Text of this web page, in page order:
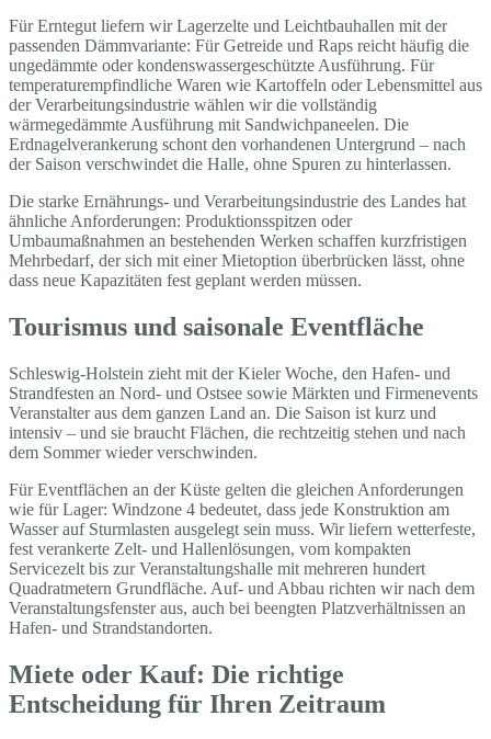
Für Erntegut liefern wir Lagerzelte und Leichtbauhallen mit der
passenden Dämmvariante: Für Getreide und Raps reicht häufig die
ungedämmte oder kondenswassergeschützte Ausführung. Für
temperaturempfindliche Waren wie Kartoffeln oder Lebensmittel aus
der Verarbeitungsindustrie wählen wir die vollständig
wärmegedämmte Ausführung mit Sandwichpaneelen. Die
Erdnagelverankerung schont den vorhandenen Untergrund – nach
der Saison verschwindet die Halle, ohne Spuren zu hinterlassen.
Die starke Ernährungs- und Verarbeitungsindustrie des Landes hat
ähnliche Anforderungen: Produktionsspitzen oder
Umbaumaßnahmen an bestehenden Werken schaffen kurzfristigen
Mehrbedarf, der sich mit einer Mietoption überbrücken lässt, ohne
dass neue Kapazitäten fest geplant werden müssen.
Tourismus und saisonale Eventfläche
Schleswig-Holstein zieht mit der Kieler Woche, den Hafen- und
Strandfesten an Nord- und Ostsee sowie Märkten und Firmenevents
Veranstalter aus dem ganzen Land an. Die Saison ist kurz und
intensiv – und sie braucht Flächen, die rechtzeitig stehen und nach
dem Sommer wieder verschwinden.
Für Eventflächen an der Küste gelten die gleichen Anforderungen
wie für Lager: Windzone 4 bedeutet, dass jede Konstruktion am
Wasser auf Sturmlasten ausgelegt sein muss. Wir liefern wetterfeste,
fest verankerte Zelt- und Hallenlösungen, vom kompakten
Servicezelt bis zur Veranstaltungshalle mit mehreren hundert
Quadratmetern Grundfläche. Auf- und Abbau richten wir nach dem
Veranstaltungsfenster aus, auch bei beengten Platzverhältnissen an
Hafen- und Strandstandorten.
Miete oder Kauf: Die richtige
Entscheidung für Ihren Zeitraum